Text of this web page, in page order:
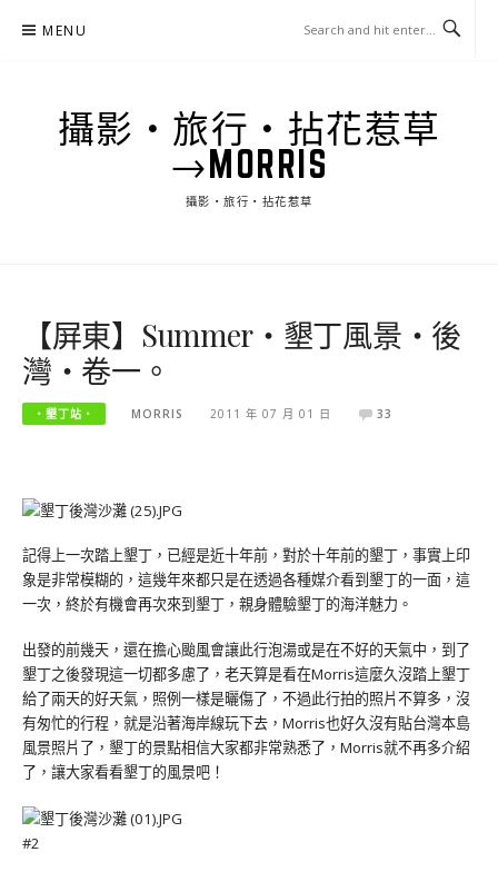
MENU
攝影‧旅行‧拈花惹草
→MORRIS
攝影‧旅行‧拈花惹草
【屏東】Summer‧墾丁風景‧後
灣‧卷一。
‧墾丁站‧ MORRIS 2011 年 07 月 01 日 33
記得上一次踏上墾丁，已經是近十年前，對於十年前的墾丁，事實上印
象是非常模糊的，這幾年來都只是在透過各種媒介看到墾丁的一面，這
一次，終於有機會再次來到墾丁，親身體驗墾丁的海洋魅力。
出發的前幾天，還在擔心颱風會讓此行泡湯或是在不好的天氣中，到了
墾丁之後發現這一切都多慮了，老天算是看在Morris這麼久沒踏上墾丁
給了兩天的好天氣，照例一樣是曬傷了，不過此行拍的照片不算多，沒
有匆忙的行程，就是沿著海岸線玩下去，Morris也好久沒有貼台灣本島
風景照片了，墾丁的景點相信大家都非常熟悉了，Morris就不再多介紹
了，讓大家看看墾丁的風景吧！
#2